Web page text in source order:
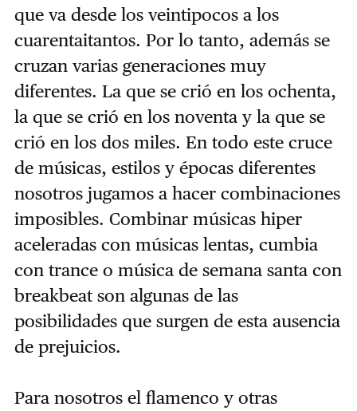
que va desde los veintipocos a los
cuarentaitantos. Por lo tanto, además se
cruzan varias generaciones muy
diferentes. La que se crió en los ochenta,
la que se crió en los noventa y la que se
crió en los dos miles. En todo este cruce
de músicas, estilos y épocas diferentes
nosotros jugamos a hacer combinaciones
imposibles. Combinar músicas hiper
aceleradas con músicas lentas, cumbia
con trance o música de semana santa con
breakbeat son algunas de las
posibilidades que surgen de esta ausencia
de prejuicios.
Para nosotros el flamenco y otras